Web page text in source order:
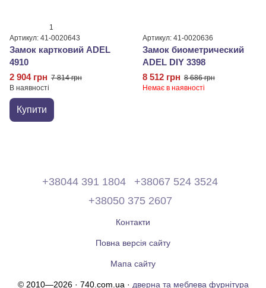
1
Артикул: 41-0020643
Замок картковий ADEL
4910
2 904 грн 7 814 грн
В наявності
Купити
Артикул: 41-0020636
Замок биометрический
ADEL DIY 3398
8 512 грн 8 686 грн
Немає в наявності
+38044 391 1804
+38067 524 3524
+38050 375 2607
Контакти
Повна версія сайту
Мапа сайту
© 2010—2026 · 740.com.ua · дверна та меблева фурнітура